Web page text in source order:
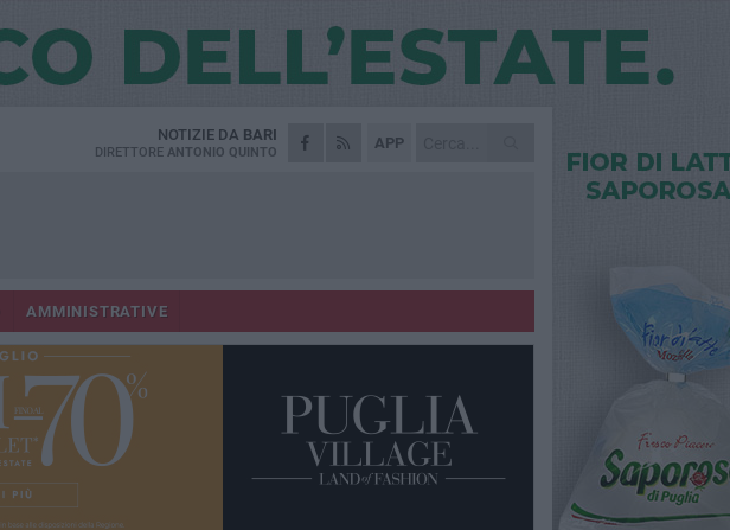
APP
NOTIZIE DA BARI
DIRETTORE ANTONIO QUINTO
AMMINISTRATIVE